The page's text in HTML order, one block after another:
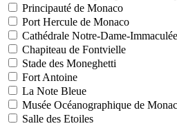
Principauté de Monaco
Port Hercule de Monaco
Cathédrale Notre-Dame-
Chapiteau de Fontvielle
Stade des Moneghetti
Fort Antoine
La Note Bleue
Musée Océanographique de
Salle des Etoiles